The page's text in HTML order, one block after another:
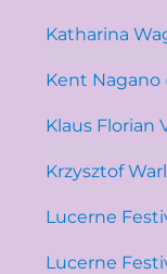
Katharina
Kent Nagano
Klaus Florian
Krzysztof
Lucerne
Lucerne